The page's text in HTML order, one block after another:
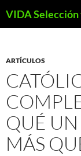
VIDA
ARTÍCULOS
QUÉ
MÁS